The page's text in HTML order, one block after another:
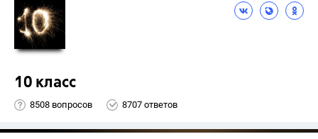
10 класс
8508 вопросов 8707 ответов